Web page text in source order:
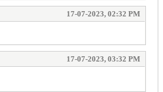
17-07-2023, 02:32 PM
17-07-2023, 03:32 PM